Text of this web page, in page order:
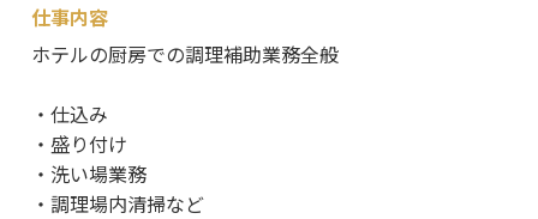
仕事内容
ホテルの厨房での調理補助業務全般
・仕込み
・盛り付け
・洗い場業務
・調理場内清掃など